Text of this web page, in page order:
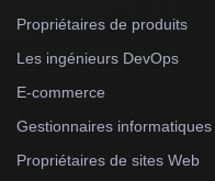
Propriétaires de produits
Les ingénieurs DevOps
E-commerce
Gestionnaires informatiques
Propriétaires de sites Web